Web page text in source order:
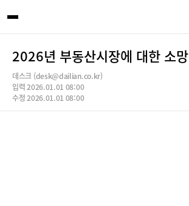
2026년 부동산시장에 대한 소망
데스크 (desk@dailian.co.kr)
입력 2026.01.01 08:00
수정 2026.01.01 08:00